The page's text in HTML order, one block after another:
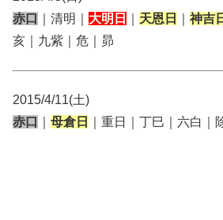
赤口
｜清明｜ 大明日 天恩日 神吉
亥｜九紫｜危｜昴
2015/4/11(土)
赤口
母倉日 ｜重日｜丁巳｜六白｜